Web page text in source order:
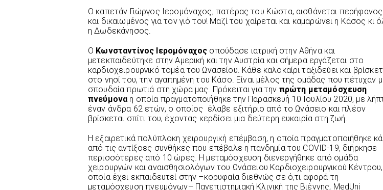
Ο καπετάν Γιώργος Ιερομόναχος, πατέρας του Κώστα, αισθάνεται περήφανος
και δικαιωμένος για τον γιό του! Μαζί του χαίρεται και καμαρώνει η Κάσος κι
η Δωδεκάνησος.
Ο Κωνσταντίνος Ιερομόναχος σπούδασε ιατρική στην Αθήνα και
μετεκπαιδεύτηκε στην Αμερική και την Αυστρία και σήμερα εργάζεται στο
καρδιοχειρουργικό τομέα του Ωνασείου. Κάθε καλοκαίρι ταξιδεύει και
στο νησί του, την αγαπημένη του Κάσο. Είναι μέλος της ομάδας που πέτυχαν
σπουδαία πρωτιά στη χώρα μας. Πρόκειται για την πρώτη μεταμόσχευση
πνεύμοναη οποία πραγματοποιήθηκε την Παρασκευή 10 Ιουλίου 2020, με
έναν άνδρα 62 ετών, ο οποίος έλαβε εξιτήριο από το Ωνάσειο και πλέον
βρίσκεται σπίτι του, έχοντας κερδίσει μια δεύτερη ευκαιρία στη ζωή.
Η εξαιρετικά πολύπλοκη χειρουργική επέμβαση, η οποία πραγματοποιήθηκε
από τις αντίξοες συνθήκες που επέβαλε η πανδημία του COVID-19, διήρκησε
περισσότερες από 10 ώρες. Η μεταμόσχευση διενεργήθηκε από ομάδα
χειρουργών και αναισθησιολόγων του Ωνάσειου Καρδιοχειρουργικού
οποία έχει εκπαιδευτεί στην –κορυφαία διεθνώς σε ό,τι αφορά τη
μεταμόσχευση πνευμόνων– Πανεπιστημιακή Κλινική της Βιέννης, MedUni